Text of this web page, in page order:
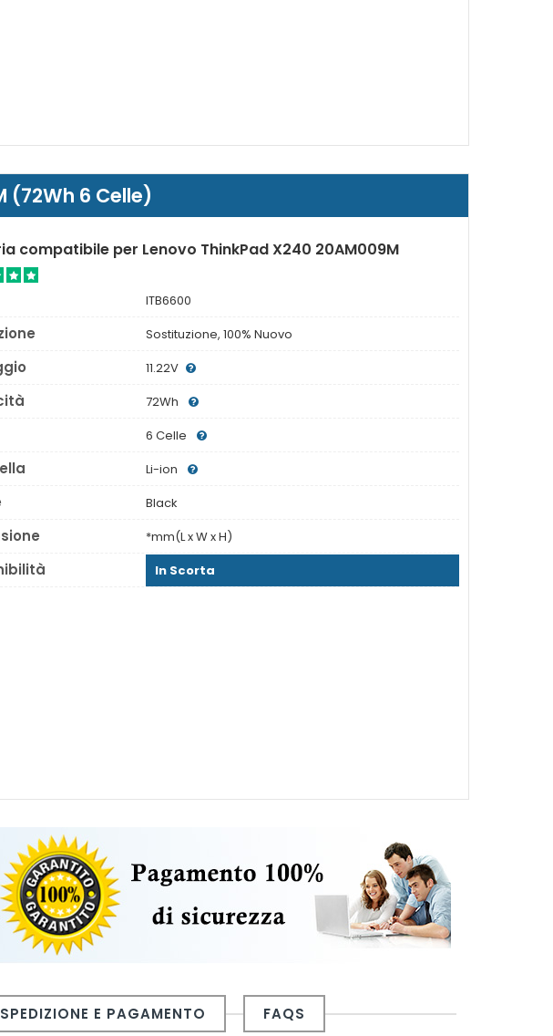
(72Wh 6 Celle)
compatibile per Lenovo ThinkPad X240 20AM009M
ITB6600
Sostituzione, 100% Nuovo
11.22V
72Wh
6 Celle
Li-ion
Black
*mm(L x W x H)
In Scorta
SPEDIZIONE E PAGAMENTO FAQS